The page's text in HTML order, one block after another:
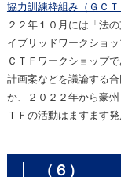
協力訓練枠組み（ＧＣＴ
２２年１０月には「法
イブリッドワークショ
ＣＴＦワークショップ
計画案などを議論する
か、２０２２年から豪
ＴＦの活動はますます発
（６）